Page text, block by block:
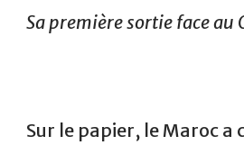
Sa première sortie face au
Sur le papier, le Maroc a